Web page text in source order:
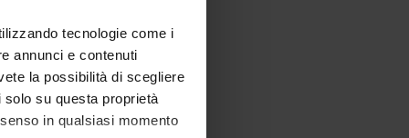
tecnologie come i
annunci e contenuti
la possibilità di scegliere
su questa proprietà
in qualsiasi momento
addirittura
critico il
carenze
rivolta
word, la
in maniera